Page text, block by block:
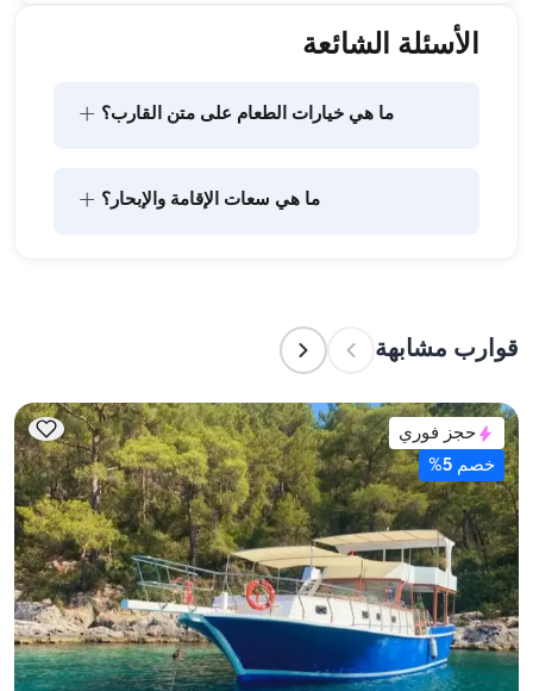
الأسئلة الشائعة
ما هي خيارات الطعام على متن القارب؟ +
ما هي سعات الإقامة والإبحار؟ +
للإيجارات اليومية، فتنطبق سعة الإبحار.
قوارب مشابهة
حجز فوري
خصم 5%